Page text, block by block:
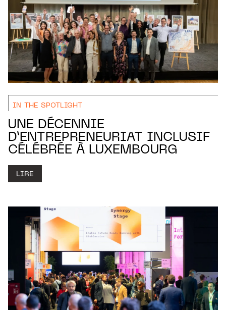
IN THE SPOTLIGHT
UNE DÉCENNIE
D’ENTREPRENEURIAT INCLUSIF
CÉLÉBRÉE À LUXEMBOURG
LIRE